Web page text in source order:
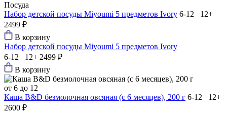
Посуда
Набор детской посуды Мiyoumi 5 предметов Ivory 6-12 12+
2499 ₽
В корзину
Набор детской посуды Мiyoumi 5 предметов Ivory
6-12 12+ 2499 ₽
В корзину
от 6 до 12
Каша B&D безмолочная овсяная (с 6 месяцев), 200 г 6-12 12+
2600 ₽